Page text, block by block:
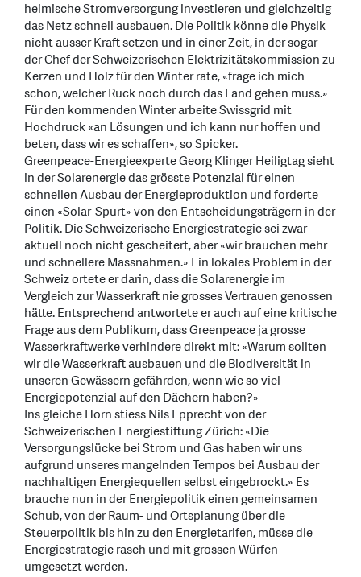
heimische Stromversorgung investieren und gleichzeitig
das Netz schnell ausbauen. Die Politik könne die Physik
nicht ausser Kraft setzen und in einer Zeit, in der sogar
der Chef der Schweizerischen Elektrizitätskommission zu
Kerzen und Holz für den Winter rate, «frage ich mich
schon, welcher Ruck noch durch das Land gehen muss.»
Für den kommenden Winter arbeite Swissgrid mit
Hochdruck «an Lösungen und ich kann nur hoffen und
beten, dass wir es schaffen», so Spicker.
Greenpeace-Energieexperte Georg Klinger Heiligtag sieht
in der Solarenergie das grösste Potenzial für einen
schnellen Ausbau der Energieproduktion und forderte
einen «Solar-Spurt» von den Entscheidungsträgern in der
Politik. Die Schweizerische Energiestrategie sei zwar
aktuell noch nicht gescheitert, aber «wir brauchen mehr
und schnellere Massnahmen.» Ein lokales Problem in der
Schweiz ortete er darin, dass die Solarenergie im
Vergleich zur Wasserkraft nie grosses Vertrauen genossen
hätte. Entsprechend antwortete er auch auf eine kritische
Frage aus dem Publikum, dass Greenpeace ja grosse
Wasserkraftwerke verhindere direkt mit: «Warum sollten
wir die Wasserkraft ausbauen und die Biodiversität in
unseren Gewässern gefährden, wenn wie so viel
Energiepotenzial auf den Dächern haben?»
Ins gleiche Horn stiess Nils Epprecht von der
Schweizerischen Energiestiftung Zürich: «Die
Versorgungslücke bei Strom und Gas haben wir uns
aufgrund unseres mangelnden Tempos bei Ausbau der
nachhaltigen Energiequellen selbst eingebrockt.» Es
brauche nun in der Energiepolitik einen gemeinsamen
Schub, von der Raum- und Ortsplanung über die
Steuerpolitik bis hin zu den Energietarifen, müsse die
Energiestrategie rasch und mit grossen Würfen
umgesetzt werden.